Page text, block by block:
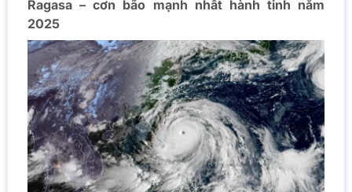
Ragasa – cơn bão mạnh nhất hành tinh năm
2025